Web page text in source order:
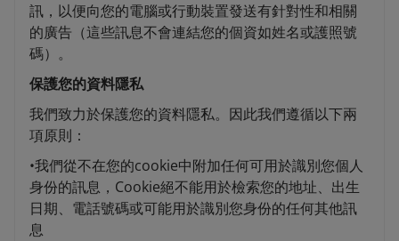
訊，以便向您的電腦或行動裝置發送有針對性和相關
的廣告（這些訊息不會連結您的個資如姓名或護照號
碼）。
保護您的資料隱私
我們致力於保護您的資料隱私。因此我們遵循以下兩
項原則：
•我們從不在您的cookie中附加任何可用於識別您個人
身份的訊息，Cookie絕不能用於檢索您的地址、出生
日期、電話號碼或可能用於識別您身份的任何其他訊
息